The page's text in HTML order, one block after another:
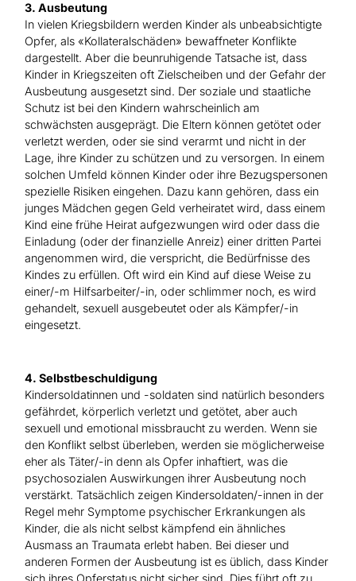
3. Ausbeutung
In vielen Kriegsbildern werden Kinder als unbeabsichtigte
Opfer, als «Kollateralschäden» bewaffneter Konflikte
dargestellt. Aber die beunruhigende Tatsache ist, dass
Kinder in Kriegszeiten oft Zielscheiben und der Gefahr der
Ausbeutung ausgesetzt sind. Der soziale und staatliche
Schutz ist bei den Kindern wahrscheinlich am
schwächsten ausgeprägt. Die Eltern können getötet oder
verletzt werden, oder sie sind verarmt und nicht in der
Lage, ihre Kinder zu schützen und zu versorgen. In einem
solchen Umfeld können Kinder oder ihre Bezugspersonen
spezielle Risiken eingehen. Dazu kann gehören, dass ein
junges Mädchen gegen Geld verheiratet wird, dass einem
Kind eine frühe Heirat aufgezwungen wird oder dass die
Einladung (oder der finanzielle Anreiz) einer dritten Partei
angenommen wird, die verspricht, die Bedürfnisse des
Kindes zu erfüllen. Oft wird ein Kind auf diese Weise zu
einer/-m Hilfsarbeiter/-in, oder schlimmer noch, es wird
gehandelt, sexuell ausgebeutet oder als Kämpfer/-in
eingesetzt.
4. Selbstbeschuldigung
Kindersoldatinnen und -soldaten sind natürlich besonders
gefährdet, körperlich verletzt und getötet, aber auch
sexuell und emotional missbraucht zu werden. Wenn sie
den Konflikt selbst überleben, werden sie möglicherweise
eher als Täter/-in denn als Opfer inhaftiert, was die
psychosozialen Auswirkungen ihrer Ausbeutung noch
verstärkt. Tatsächlich zeigen Kindersoldaten/-innen in der
Regel mehr Symptome psychischer Erkrankungen als
Kinder, die als nicht selbst kämpfend ein ähnliches
Ausmass an Traumata erlebt haben. Bei dieser und
anderen Formen der Ausbeutung ist es üblich, dass Kinder